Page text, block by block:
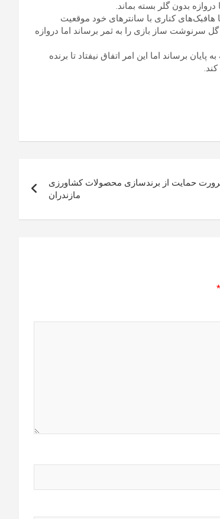
بدون گلر بسته بماند.
کناری با سانترهای خود موقعیت
می‌توانست با ضربه سر خود گل سرنوشت ساز بازی را به ثمر برساند اما دروازه
بازی شجاعانه‌تری را انجام داد تا بتواند کار را در ۹۰ دقیقه به پایان برساند اما این امر اتفاق نیفتاد تا برنده
حمایت از برندسازی محصولات کشاورزی
مازندران
*